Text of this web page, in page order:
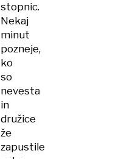
stopnic.
Nekaj
minut
pozneje,
ko
so
nevesta
in
družice
že
zapustile